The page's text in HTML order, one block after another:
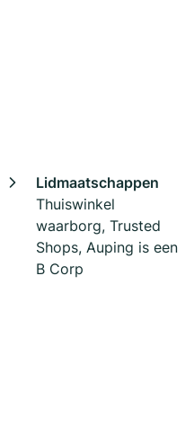
Lidmaatschappen
Thuiswinkel
waarborg, Trusted
Shops, Auping is een
B Corp